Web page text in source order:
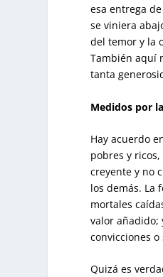
esa entrega
se viniera
del temor y la
También aquí
tanta
Medidos por
Hay acuerdo
pobres y
creyente y no
los demás. La
mortales
valor añadido;
convicciones
Quizá es